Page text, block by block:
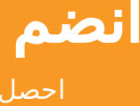
احصل